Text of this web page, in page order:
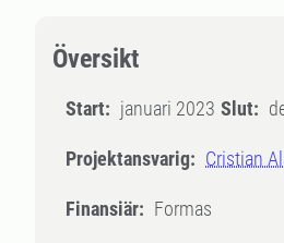
Översikt
Start: januari 2023 Slut:
Projektansvarig: Cristian
Finansiär: Formas